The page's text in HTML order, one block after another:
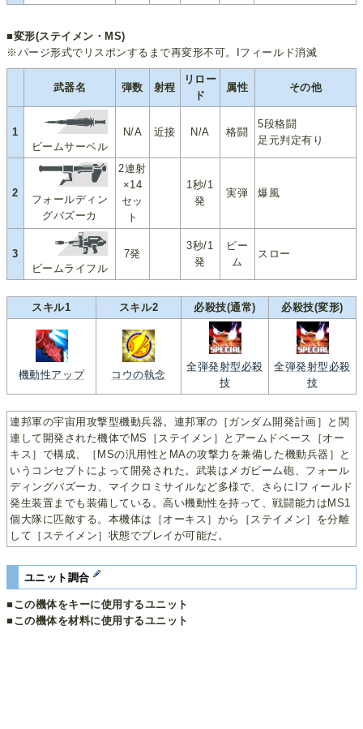
■変形(ステイメン・MS)
※パージ形式でリスポンするまで再変形不可。Iフィールド消滅
武器名 弾数 射程
リロー
ド
属性 その他
1
ビームサーベル
N/A 近接 N/A 格闘
5段格闘
足元判定有り
2
フォールディン
グバズーカ
2連射
×14
セッ
ト
1秒/1
発
実弾 爆風
3
ビームライフル
7発
3秒/1
発
ビー
ム
スロー
スキル1 スキル2 必殺技(通常) 必殺技(変形)
機動性アップ コウの執念
全弾発射型必殺
技
全弾発射型必殺
技
連邦軍の宇宙用攻撃型機動兵器。連邦軍の［ガンダム開発計画］と関
連して開発された機体でMS［ステイメン］とアームドベース［オー
キス］で構成、［MSの汎用性とMAの攻撃力を兼備した機動兵器］と
いうコンセプトによって開発された。武装はメガビーム砲、フォール
ディングバズーカ、マイクロミサイルなど多様で、さらにIフィールド
発生装置までも装備している。高い機動性を持って、戦闘能力はMS1
個大隊に匹敵する。本機体は［オーキス］から［ステイメン］を分離
して［ステイメン］状態でプレイが可能だ。
ユニット調合
■この機体をキーに使用するユニット
■この機体を材料に使用するユニット